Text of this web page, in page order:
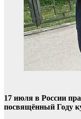
17 июля в России
посвящённый Году